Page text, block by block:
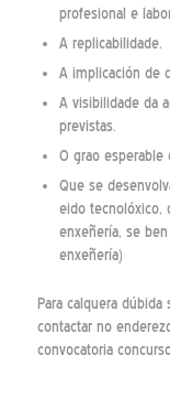
profesional e
A replicabilidade.
A implicación de
A visibilidade da
previstas.
O grao esperable
Que se
eido tecnolóxico,
enxeñería, se
enxeñería)
Para calquera
contactar no
convocatoria